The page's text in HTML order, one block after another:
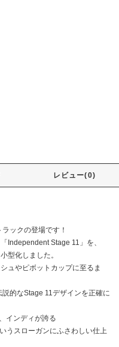
レビュー(0)
ックの登場です！
Independent Stage 11」を、
型化しました。
ュやピボットカップに至るま
的なStage 11デザインを正確に
インディが誇る
うスローガンにふさわしい仕上